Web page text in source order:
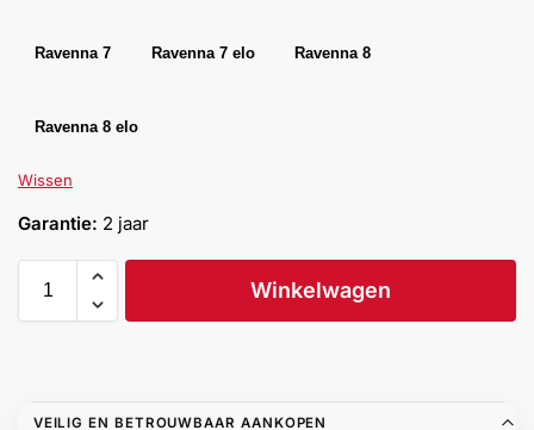
Ravenna 7 Ravenna 7 elo Ravenna 8
Ravenna 8 elo
Wissen
Garantie: 2 jaar
Winkelwagen
VEILIG EN BETROUWBAAR AANKOPEN